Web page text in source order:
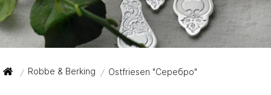
/ Robbe & Berking / Ostfriesen "Серебро"